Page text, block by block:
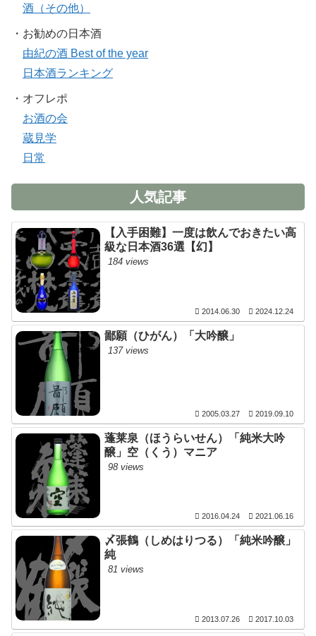
酒（その他）
・お勧めの日本酒
由紀の酒 Best of the year
日本酒ランキング
・オフレポ
お酒の会
蔵見学
日常
人気記事
【入手困難】一度は飲んでおきたい高
級な日本酒36選【幻】
184 views
2014.06.30 2024.12.24
鄙願（ひがん）「大吟醸」
137 views
2005.03.27 2019.09.10
蓬莱泉（ほうらいせん）「純米大吟
醸」空（くう）マニア
98 views
2016.04.24 2021.06.16
〆張鶴（しめはりつる）「純米吟醸」
純
81 views
2013.07.26 2017.10.03